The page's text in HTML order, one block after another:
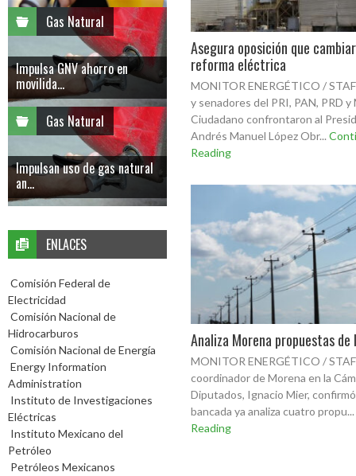
Asegura oposición que
reforma eléctrica
MONITOR ENERGÉTICO /
y senadores del PRI, PAN, PRD
Ciudadano confrontaron al
Andrés Manuel López Obr...
Reading
Analiza Morena propuestas de
MONITOR ENERGÉTICO /
coordinador de Morena en la
Diputados, Ignacio Mier,
bancada ya analiza cuatro propu...
Reading
Gas Natural
Impulsa GNV ahorro en
movilida...
Gas Natural
Impulsan uso de gas natural
an...
ENLACES
Comisión Federal de
Electricidad
Comisión Nacional de
Hidrocarburos
Comisión Nacional de Energía
Energy Information
Administration
Instituto de Investigaciones
Eléctricas
Instituto Mexicano del
Petróleo
Petróleos Mexicanos